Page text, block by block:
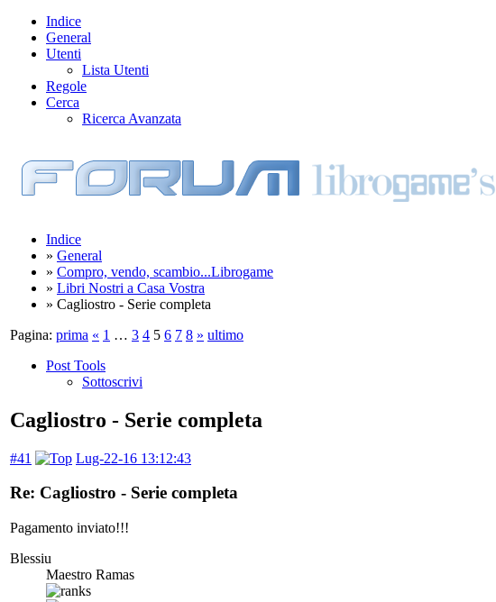
Indice
General
Utenti
Lista Utenti
Regole
Cerca
Ricerca Avanzata
Indice
» General
» Compro, vendo, scambio...Librogame
» Libri Nostri a Casa Vostra
» Cagliostro - Serie completa
Pagina: prima « 1 … 3 4 5 6 7 8 » ultimo
Post Tools
Sottoscrivi
Cagliostro - Serie completa
#41 Lug-22-16 13:12:43
Re: Cagliostro - Serie completa
Pagamento inviato!!!
Blessiu
Maestro Ramas